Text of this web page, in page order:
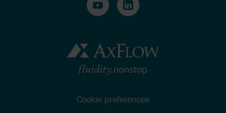
Cookie preferences